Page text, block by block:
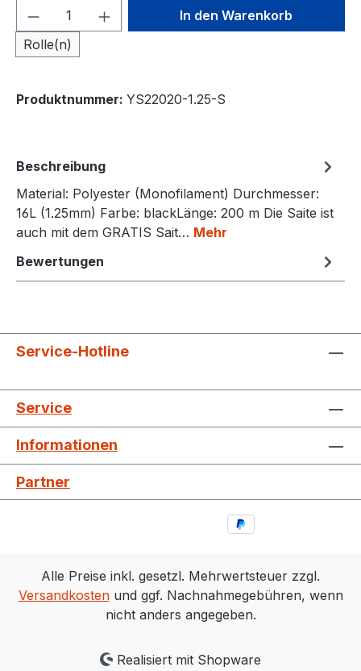
Produkt Anzahl: Gib den
Rolle(n)
In den Warenkorb
Produktnummer: YS22020-1.25-S
Beschreibung
Material: Polyester (Monofilament) Durchmesser:
16L (1.25mm) Farbe: blackLänge: 200 m Die Saite ist
auch mit dem GRATIS Sait… Mehr
Bewertungen
Service-Hotline
Service
Informationen
Partner
Alle Preise inkl. gesetzl. Mehrwertsteuer zzgl.
Versandkostenund ggf. Nachnahmegebühren, wenn
nicht anders angegeben.
Realisiert mit Shopware